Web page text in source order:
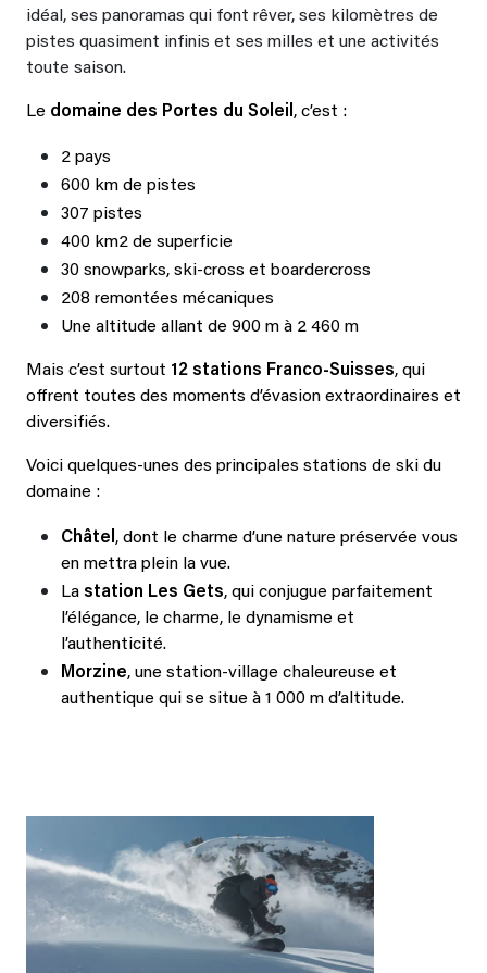
idéal, ses panoramas qui font rêver, ses kilomètres de
pistes quasiment infinis et ses milles et une activités
toute saison.
Le domaine des Portes du Soleil , c’est :
2 pays
600 km de pistes
307 pistes
400 km2 de superficie
30 snowparks, ski-cross et boardercross
208 remontées mécaniques
Une altitude allant de 900 m à 2 460 m
Mais c’est surtout 12 stations Franco-Suisses, qui
offrent toutes des moments d’évasion extraordinaires et
diversifiés.
Voici quelques-unes des principales stations de ski du
domaine :
Châtel , dont le charme d’une nature préservée vous
en mettra plein la vue.
La station Les Gets, qui conjugue parfaitement
l’élégance, le charme, le dynamisme et
l’authenticité.
Morzine, une station-village chaleureuse et
authentique qui se situe à 1 000 m d’altitude.